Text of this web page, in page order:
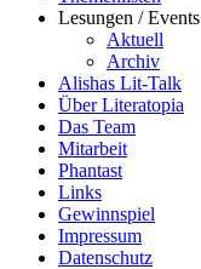
Lesungen / Events
Aktuell
Archiv
Alishas Lit-Talk
Über Literatopia
Das Team
Mitarbeit
Phantast
Links
Gewinnspiel
Impressum
Datenschutz